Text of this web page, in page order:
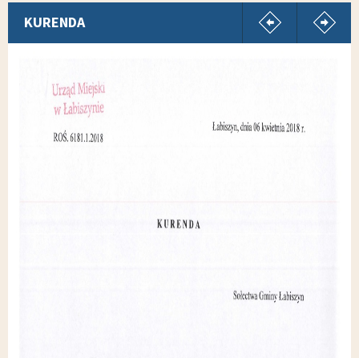
KURENDA
pokaż